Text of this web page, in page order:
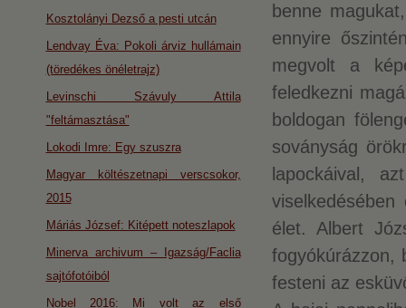
benne
ennyire
megvolt a
feledkezni
boldogan
soványság
lapockáival,
élet. Albert
fogyókúrázzon,
festeni az
Kosztolányi Dezső a pesti utcán
Lendvay Éva: Pokoli árviz hullámain
(töredékes önéletrajz)
Levinschi Szávuly Attila
"feltámasztása"
Lokodi Imre: Egy szuszra
Magyar költészetnapi verscsokor,
2015
Máriás József: Kitépett noteszlapok
Minerva archivum – Igazság/Faclia
sajtófotóiból
Nobel 2016: Mi volt az első